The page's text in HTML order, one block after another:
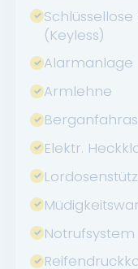
(Keyless)
Alarmanlage
Armlehne
Elektr.
Notrufsystem